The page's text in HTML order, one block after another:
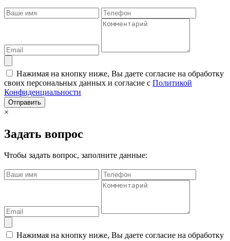
Нажимая на кнопку ниже, Вы даете согласие на обработку
своих персональных данных и согласие с Политикой
Конфиденциальности
Отправить
×
Задать вопрос
Чтобы задать вопрос, заполните данные:
Нажимая на кнопку ниже, Вы даете согласие на обработку